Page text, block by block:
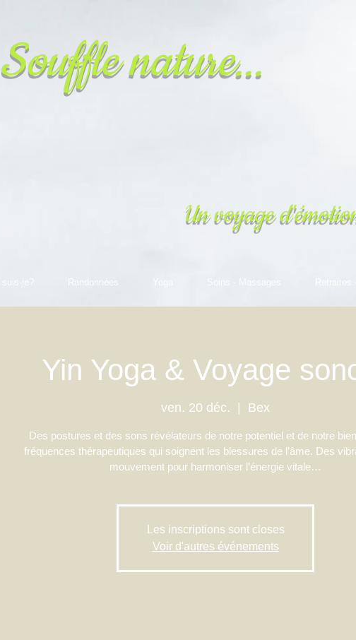
Souffle nature...
Un voyage
Randonnées Soins - Massages
Yin Yoga & Voyage
ven. 20 déc.
  |
Bex
Des postures et des sons révélateurs de notre potentiel et de notre
fréquences thérapeutiques qui soignent les blessures de l’âme. Des
mouvement pour harmoniser l’énergie vitale…
Les inscriptions sont closes
Voir d'autres événements